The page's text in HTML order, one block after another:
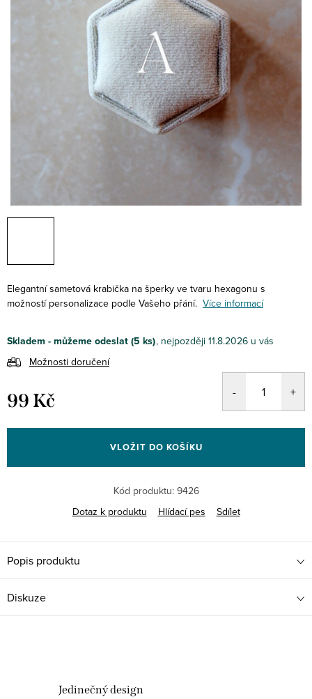
Elegantní sametová krabička na šperky ve tvaru hexagonu s
možností personalizace podle Vašeho přání. Více informací
Skladem - můžeme odeslat (5 ks)
11.8.2026
Možnosti doručení
99 Kč
cena:
VLOŽIT DO KOŠÍKU
Kód produktu: 9426
Dotaz k produktu
Hlídací pes Sdílet
Popis produktu
Diskuze
Jedinečný design